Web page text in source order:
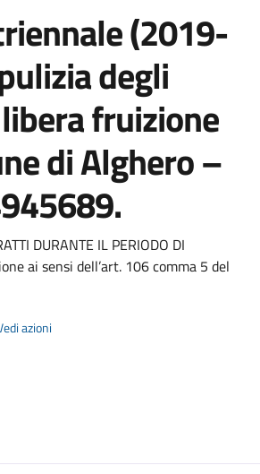
(2019-
degli
fruizione
di Alghero –
DURANTE IL PERIODO DI
ai sensi dell’art. 106 comma 5 del
azioni